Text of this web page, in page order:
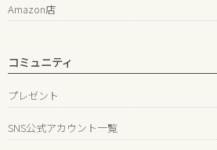
Amazon店
コミュニティ
プレゼント
SNS公式アカウント一覧